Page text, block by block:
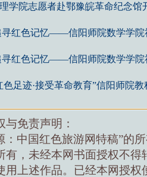
学院志愿者赴鄂豫皖革命纪念馆
寻红色记忆——信阳师院数学学院
寻红色记忆——信阳师院数学学院
足迹·接受革命教育”信阳师院
免责声明：
：中国红色旅游网特稿”的
有，未经本网书面授权不得
用上述作品。已经本网授权